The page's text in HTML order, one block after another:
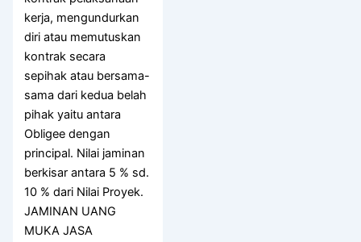
kerja, mengundurkan
diri atau memutuskan
kontrak secara
sepihak atau bersama-
sama dari kedua belah
pihak yaitu antara
Obligee dengan
principal. Nilai jaminan
berkisar antara 5 % sd.
10 % dari Nilai Proyek.
JAMINAN UANG
MUKA JASA